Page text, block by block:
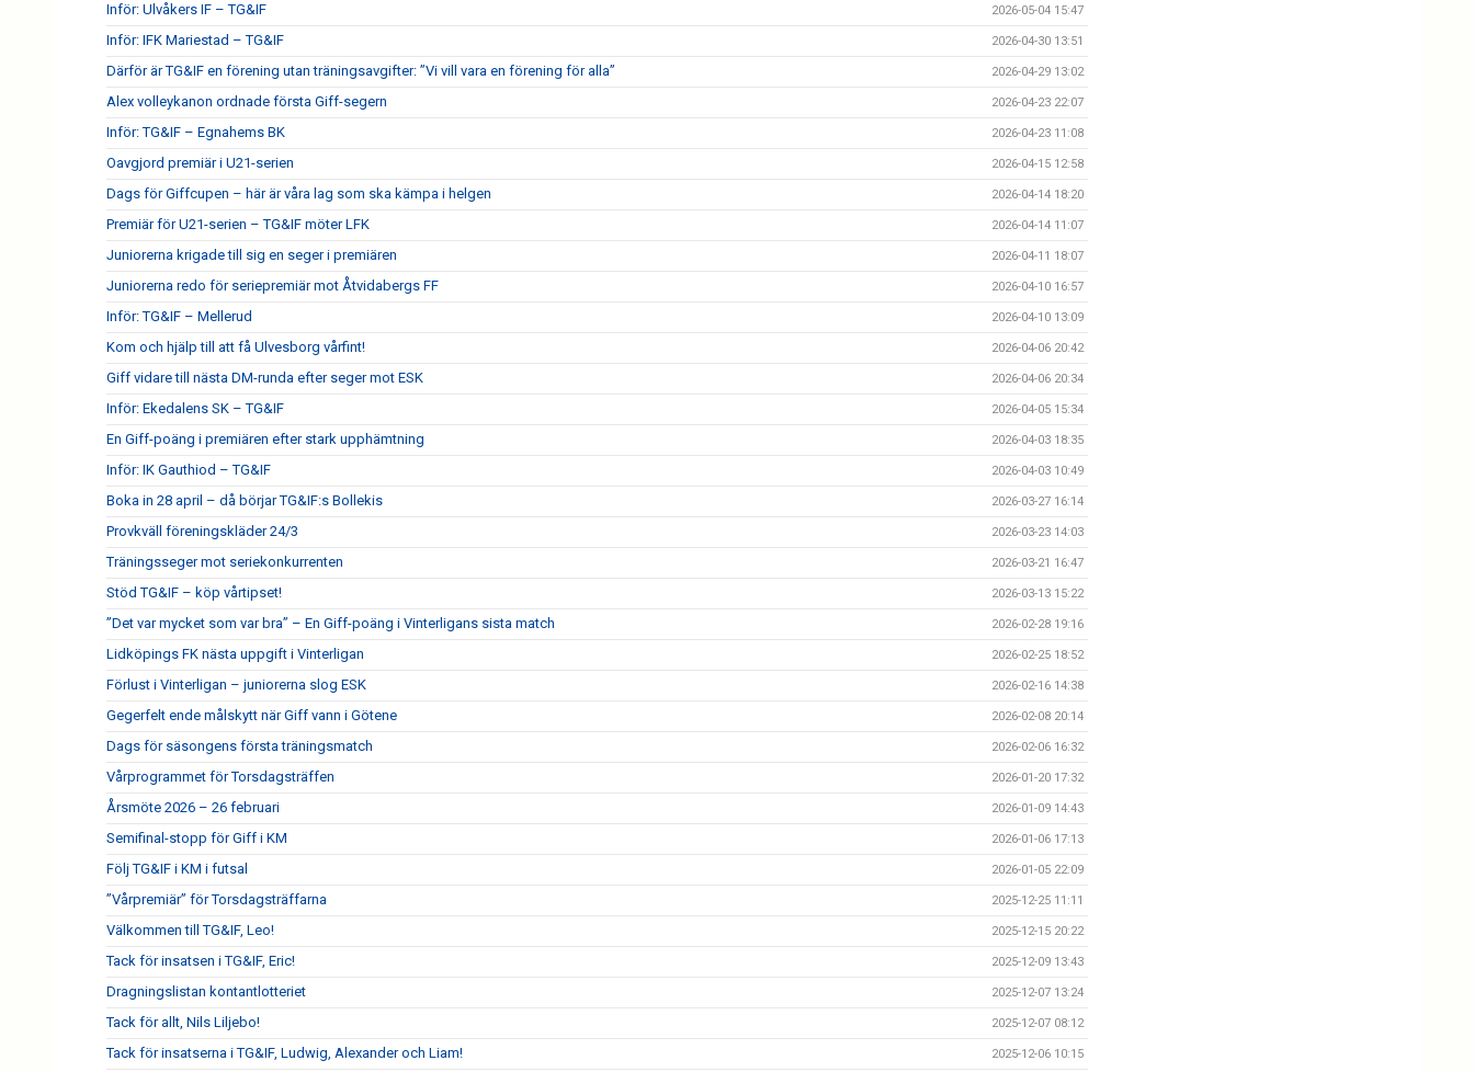
Inför: Ulvåkers IF – TG&IF 2026-05-04 15:47
Inför: IFK Mariestad – TG&IF 2026-04-30 13:51
Därför är TG&IF en förening utan träningsavgifter: ”Vi vill vara en förening för alla” 2026-04-29 13:02
Alex volleykanon ordnade första Giff-segern 2026-04-23 22:07
Inför: TG&IF – Egnahems BK 2026-04-23 11:08
Oavgjord premiär i U21-serien 2026-04-15 12:58
Dags för Giffcupen – här är våra lag som ska kämpa i helgen 2026-04-14 18:20
Premiär för U21-serien – TG&IF möter LFK 2026-04-14 11:07
Juniorerna krigade till sig en seger i premiären 2026-04-11 18:07
Juniorerna redo för seriepremiär mot Åtvidabergs FF 2026-04-10 16:57
Inför: TG&IF – Mellerud 2026-04-10 13:09
Kom och hjälp till att få Ulvesborg vårfint! 2026-04-06 20:42
Giff vidare till nästa DM-runda efter seger mot ESK 2026-04-06 20:34
Inför: Ekedalens SK – TG&IF 2026-04-05 15:34
En Giff-poäng i premiären efter stark upphämtning 2026-04-03 18:35
Inför: IK Gauthiod – TG&IF 2026-04-03 10:49
Boka in 28 april – då börjar TG&IF:s Bollekis 2026-03-27 16:14
Provkväll föreningskläder 24/3 2026-03-23 14:03
Träningsseger mot seriekonkurrenten 2026-03-21 16:47
Stöd TG&IF – köp vårtipset! 2026-03-13 15:22
”Det var mycket som var bra” – En Giff-poäng i Vinterligans sista match 2026-02-28 19:16
Lidköpings FK nästa uppgift i Vinterligan 2026-02-25 18:52
Förlust i Vinterligan – juniorerna slog ESK 2026-02-16 14:38
Gegerfelt ende målskytt när Giff vann i Götene 2026-02-08 20:14
Dags för säsongens första träningsmatch 2026-02-06 16:32
Vårprogrammet för Torsdagsträffen 2026-01-20 17:32
Årsmöte 2026 – 26 februari 2026-01-09 14:43
Semifinal-stopp för Giff i KM 2026-01-06 17:13
Följ TG&IF i KM i futsal 2026-01-05 22:09
”Vårpremiär” för Torsdagsträffarna 2025-12-25 11:11
Välkommen till TG&IF, Leo! 2025-12-15 20:22
Tack för insatsen i TG&IF, Eric! 2025-12-09 13:43
Dragningslistan kontantlotteriet 2025-12-07 13:24
Tack för allt, Nils Liljebo! 2025-12-07 08:12
Tack för insatserna i TG&IF, Ludwig, Alexander och Liam! 2025-12-06 10:15